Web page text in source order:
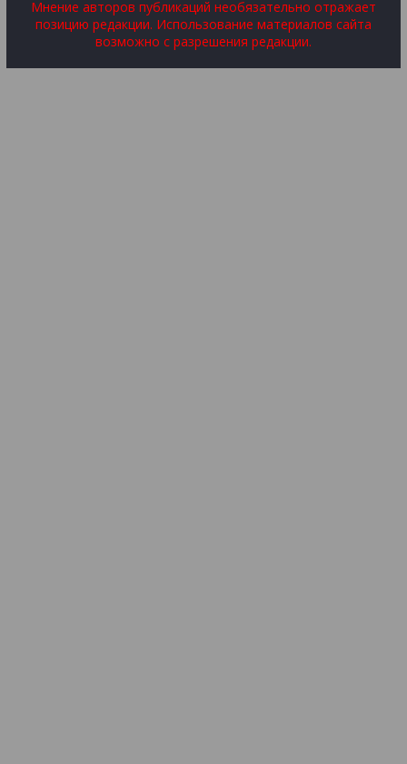
Мнение авторов публикаций необязательно отражает
позицию редакции. Использование материалов сайта
возможно с разрешения редакции.